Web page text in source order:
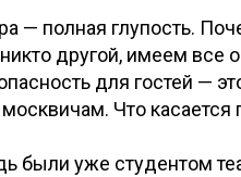
— полная глупость.
другой, имеем все
для гостей —
Что касается
были уже студентом